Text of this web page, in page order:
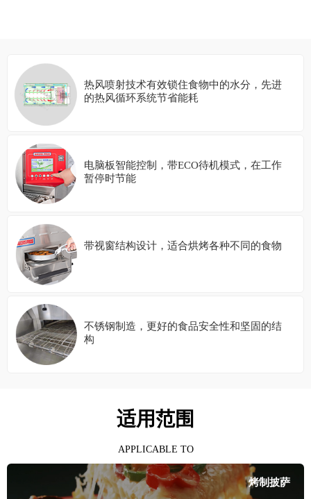
热风喷射技术有效锁住食物中的水分，先进
的热风循环系统节省能耗
电脑板智能控制，带ECO待机模式，在工作
暂停时节能
带视窗结构设计，适合烘烤各种不同的食物
不锈钢制造，更好的食品安全性和坚固的结
构
适用范围
APPLICABLE TO
烤制披萨